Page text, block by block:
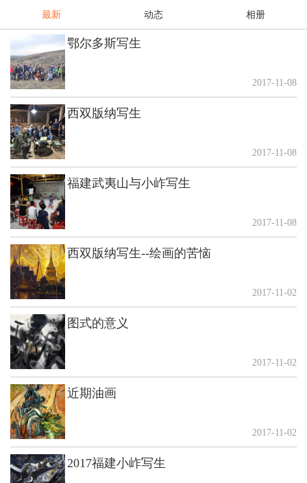
最新 动态 相册
鄂尔多斯写生
2017-11-08
西双版纳写生
2017-11-08
福建武夷山与小岞写生
2017-11-08
西双版纳写生--绘画的苦恼
2017-11-02
图式的意义
2017-11-02
近期油画
2017-11-02
2017福建小岞写生